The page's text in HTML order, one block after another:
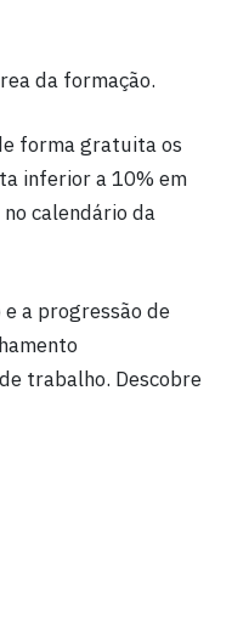
da formação.
forma gratuita os
inferior a 10% em
calendário da
a progressão de
trabalho. Descobre